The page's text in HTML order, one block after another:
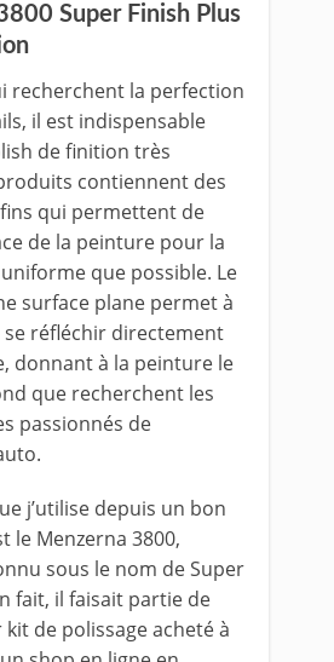
Super Finish Plus
recherchent la perfection
il est indispensable
de finition très
contiennent des
qui permettent de
de la peinture pour la
que possible. Le
surface plane permet à
se réfléchir directement
donnant à la peinture le
que recherchent les
passionnés de
j’utilise depuis un bon
le Menzerna 3800,
sous le nom de Super
fait, il faisait partie de
de polissage acheté à